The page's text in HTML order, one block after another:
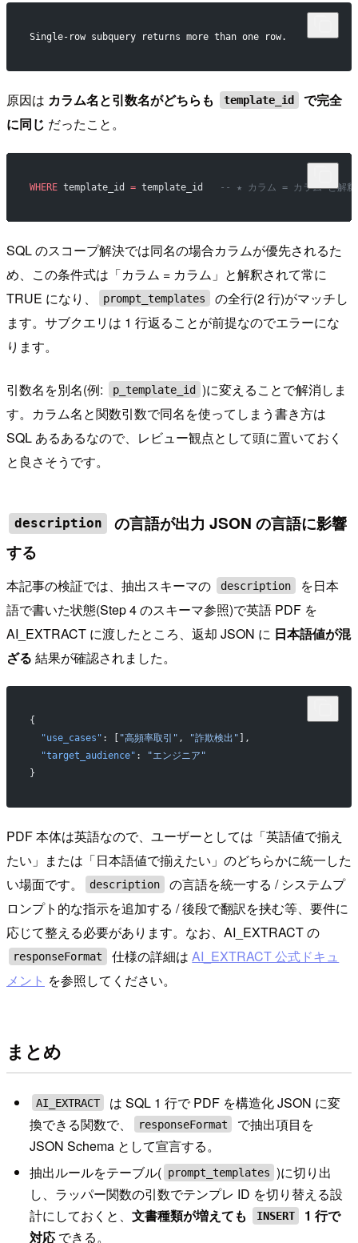
Single-row subquery returns more than one row.
原因は カラム名と引数名がどちらも template_id
で完全
に同じ だったこと。
WHERE template_id = template_id -- ★ カラム = カラム と解釈
SQL のスコープ解決では同名の場合カラムが優先されるた
め、この条件式は「カラム = カラム」と解釈されて常に
TRUE になり、
prompt_templates
の全行(2 行)がマッチし
ます。サブクエリは 1 行返ることが前提なのでエラーにな
ります。
引数名を別名(例: p_template_id
)に変えることで解消しま
す。カラム名と関数引数で同名を使ってしまう書き方は
SQL あるあるなので、レビュー観点として頭に置いておく
と良さそうです。
description
の言語が出力 JSON の言語に影響
する
本記事の検証では、抽出スキーマの description
を日本
語で書いた状態(Step 4 のスキーマ参照)で英語 PDF を
AI_EXTRACT に渡したところ、返却 JSON に 日本語値が混
ざる 結果が確認されました。
{
  "use_cases"
: [ "高頻率取引" , "詐欺検出" ],
  "target_audience"
:
"エンジニア"
}
PDF 本体は英語なので、ユーザーとしては「英語値で揃え
たい」または「日本語値で揃えたい」のどちらかに統一した
い場面です。
description
の言語を統一する / システムプ
ロンプト的な指示を追加する / 後段で翻訳を挟む等、要件に
応じて整える必要があります。なお、AI_EXTRACT の
responseFormat 仕様の詳細はAI_EXTRACT 公式ドキュ
メント を参照してください。
まとめ
AI_EXTRACT
は SQL 1 行で PDF を構造化 JSON に変
換できる関数で、
responseFormat
で抽出項目を
JSON Schema として宣言する。
抽出ルールをテーブル( prompt_templates )に切り出
し、ラッパー関数の引数でテンプレ ID を切り替える設
計にしておくと、 文書種類が増えても INSERT
1 行で
対応できる。